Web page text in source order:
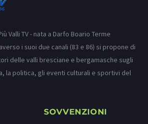
Valli TV - nata a Darfo Boario Terme
i suoi due canali (83 e 86) si propone di
delle valli bresciane e bergamasche sugli
la politica, gli eventi culturali e sportivi del
SOVVENZIONI